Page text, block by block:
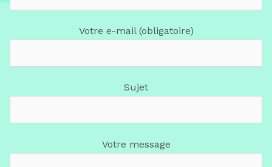
Votre e-mail (obligatoire)
Sujet
Votre message